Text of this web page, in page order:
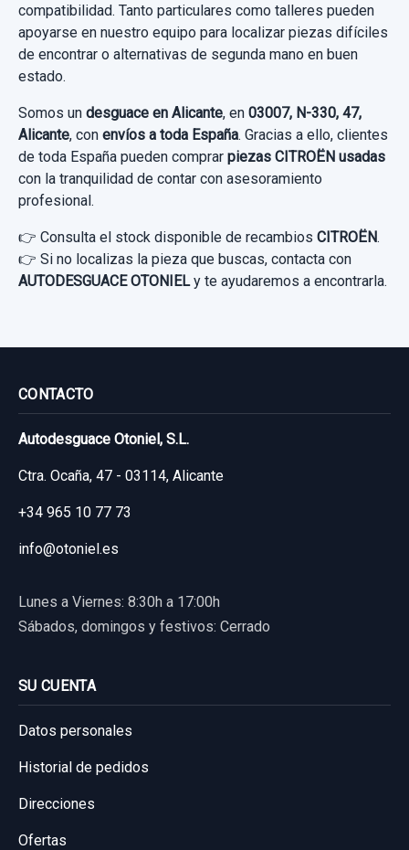
compatibilidad. Tanto particulares como talleres pueden
apoyarse en nuestro equipo para localizar piezas difíciles
de encontrar o alternativas de segunda mano en buen
estado.
Somos un desguace en Alicante, en 03007, N-330, 47,
Alicante, con envíos a toda España. Gracias a ello, clientes
de toda España pueden comprar piezas CITROËN usadas
con la tranquilidad de contar con asesoramiento
profesional.
👉 Consulta el stock disponible de recambios CITROËN.
👉 Si no localizas la pieza que buscas, contacta con
AUTODESGUACE OTONIELy te ayudaremos a encontrarla.
CONTACTO
Autodesguace Otoniel, S.L.
Ctra. Ocaña, 47 - 03114, Alicante
+34 965 10 77 73
info@otoniel.es
Lunes a Viernes: 8:30h a 17:00h
Sábados, domingos y festivos: Cerrado
SU CUENTA
Datos personales
Historial de pedidos
Direcciones
Ofertas